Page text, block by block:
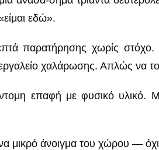
εδώ».
παρατήρησης χωρίς στόχο.
χαλάρωσης. Απλώς να το
επαφή με φυσικό υλικό.
μικρό άνοιγμα του χώρου —